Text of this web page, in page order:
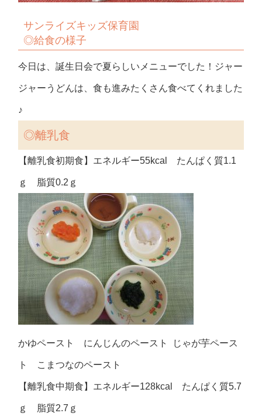
サンライズキッズ保育園
◎給食の様子
今日は、誕生日会で夏らしいメニューでした！ジャー
ジャーうどんは、食も進みたくさん食べてくれました
♪
◎離乳食
【離乳食初期食】エネルギー55kcal たんぱく質1.1
ｇ 脂質0.2ｇ
かゆペースト にんじんのペースト じゃが芋ペース
ト こまつなのペースト
【離乳食中期食】エネルギー128kcal たんぱく質5.7
ｇ 脂質2.7ｇ